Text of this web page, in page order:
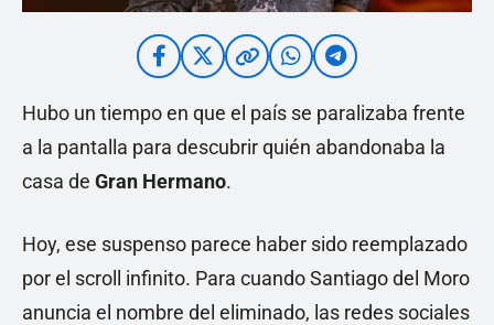
Hubo un tiempo en que el país se paralizaba frente
a la pantalla para descubrir quién abandonaba la
casa de Gran Hermano.
Hoy, ese suspenso parece haber sido reemplazado
por el scroll infinito. Para cuando Santiago del Moro
anuncia el nombre del eliminado, las redes sociales